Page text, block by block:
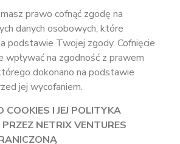
prawo cofnąć zgodę na
danych osobowych, które
podstawie Twojej zgody. Cofnięcie
wpływać na zgodność z prawem
dokonano na podstawie
jej wycofaniem.
COOKIES I JEJ POLITYKA
NETRIX VENTURES